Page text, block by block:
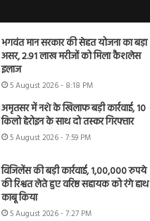
भगवंत मान सरकार की सेहत योजना का बड़ा
असर, 2.91 लाख मरीजों को मिला कैशलेस
इलाज
5 August 2026 - 8:18 PM
अमृतसर में नशे के खिलाफ बड़ी कार्रवाई, 10
किलो हेरोइन के साथ दो तस्कर गिरफ्तार
5 August 2026 - 7:59 PM
विजिलेंस की बड़ी कार्रवाई, 1,00,000 रुपये
की रिश्वत लेते हुए वरिष्ठ सहायक को रंगे हाथ
काबू किया
5 August 2026 - 7:27 PM